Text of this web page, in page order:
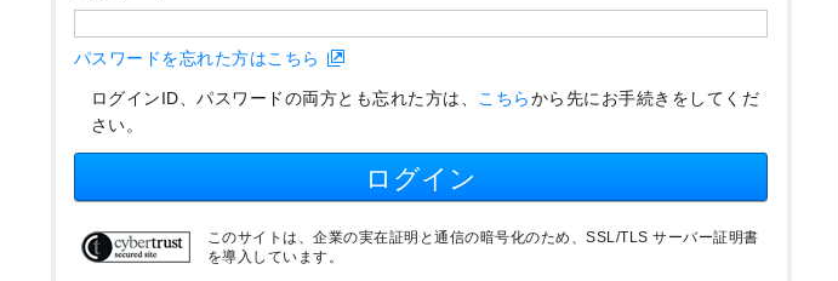
パスワードを忘れた方はこちら
ログインID、パスワードの両方とも忘れた方は、 こちらから先にお手続きをしてくだ
さい。
ログイン
このサイトは、企業の実在証明と通信の暗号化のため、SSL/TLS サーバー証明書
を導入しています。